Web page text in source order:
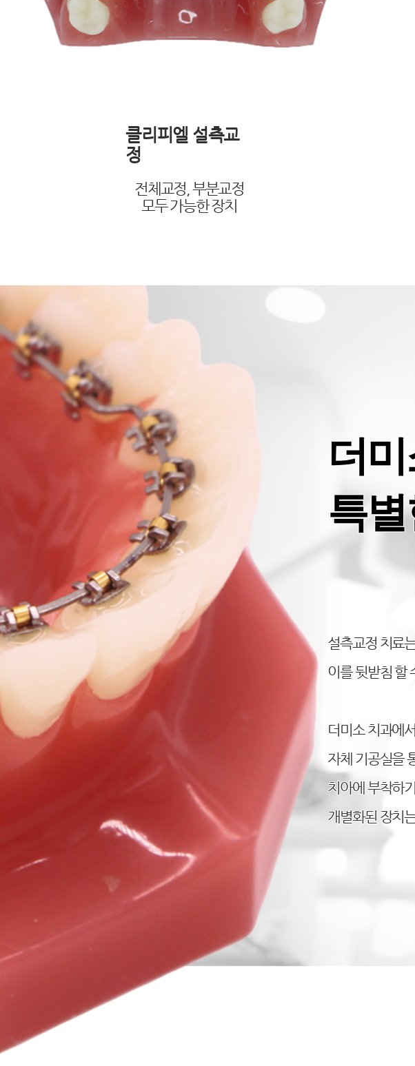
클리피엘 설측교
정
전체교정, 부분교정
​모두 가능한 장치
설측교정 치료
이를 뒷받침 할
더미소 치과에
자체 기공실을
치아에 부착하
개별화된 장치
더
특